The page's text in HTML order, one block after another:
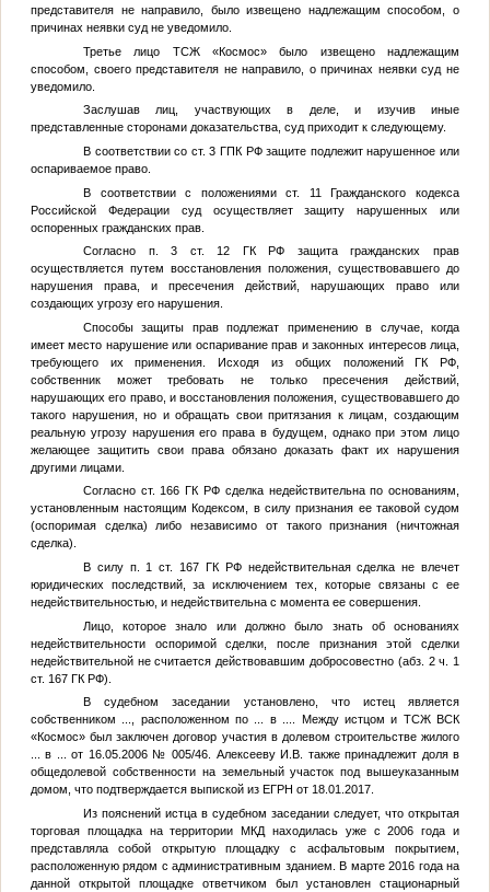
представителя не направило, было извещено надлежащим способом, о
причинах неявки суд не уведомило.
Третье лицо ТСЖ «Космос» было извещено надлежащим
способом, своего представителя не направило, о причинах неявки суд не
уведомило.
Заслушав лиц, участвующих в деле, и изучив иные
представленные сторонами доказательства, суд приходит к следующему.
В соответствии со ст. 3 ГПК РФ защите подлежит нарушенное или
оспариваемое право.
В соответствии с положениями ст. 11 Гражданского кодекса
Российской Федерации суд осуществляет защиту нарушенных или
оспоренных гражданских прав.
Согласно п. 3 ст. 12 ГК РФ защита гражданских прав
осуществляется путем восстановления положения, существовавшего до
нарушения права, и пресечения действий, нарушающих право или
создающих угрозу его нарушения.
Способы защиты прав подлежат применению в случае, когда
имеет место нарушение или оспаривание прав и законных интересов лица,
требующего их применения. Исходя из общих положений ГК РФ,
собственник может требовать не только пресечения действий,
нарушающих его право, и восстановления положения, существовавшего до
такого нарушения, но и обращать свои притязания к лицам, создающим
реальную угрозу нарушения его права в будущем, однако при этом лицо
желающее защитить свои права обязано доказать факт их нарушения
другими лицами.
Согласно ст. 166 ГК РФ сделка недействительна по основаниям,
установленным настоящим Кодексом, в силу признания ее таковой судом
(оспоримая сделка) либо независимо от такого признания (ничтожная
сделка).
В силу п. 1 ст. 167 ГК РФ недействительная сделка не влечет
юридических последствий, за исключением тех, которые связаны с ее
недействительностью, и недействительна с момента ее совершения.
Лицо, которое знало или должно было знать об основаниях
недействительности оспоримой сделки, после признания этой сделки
недействительной не считается действовавшим добросовестно (абз. 2 ч. 1
ст. 167 ГК РФ).
В судебном заседании установлено, что истец является
собственником
, расположенном по в
. Между истцом и ТСЖ ВСК
«Космос» был заключен договор участия в долевом строительстве жилого
в
от 16.05.2006 № 005/46. Алексееву И.В. также принадлежит доля в
общедолевой собственности на земельный участок под вышеуказанным
домом, что подтверждается выпиской из ЕГРН от 18.01.2017.
Из пояснений истца в судебном заседании следует, что открытая
торговая площадка на территории МКД находилась уже с 2006 года и
представляла собой открытую площадку с асфальтовым покрытием,
расположенную рядом с административным зданием. В марте 2016 года на
данной открытой площадке ответчиком был установлен стационарный